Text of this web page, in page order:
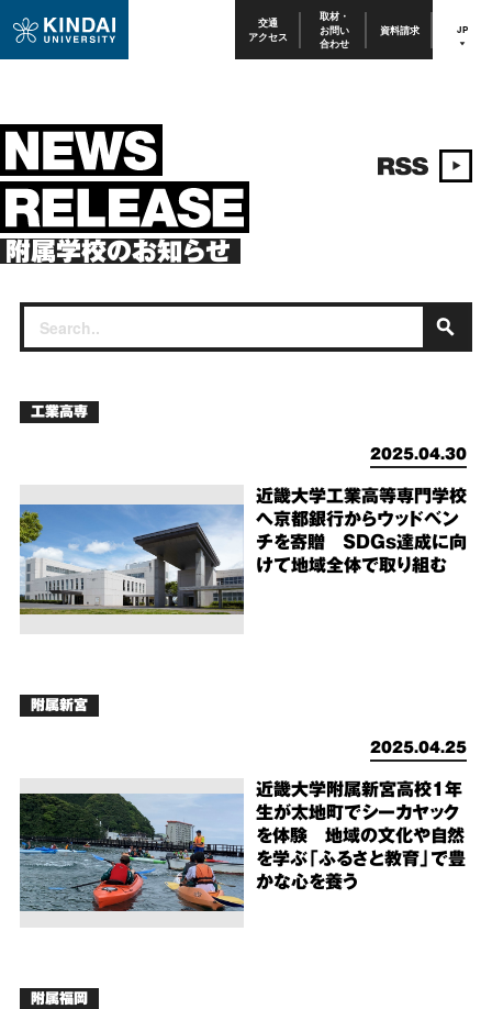
交通
アクセス
取材・
お問い
合わせ
資料請求 JP
附属学校のお知らせ
工業高専
2025.04.30
近畿大学工業高等専門学校
へ京都銀行からウッドベン
チを寄贈 SDGs達成に向
けて地域全体で取り組む
附属新宮
2025.04.25
近畿大学附属新宮高校1年
生が太地町でシーカヤック
を体験 地域の文化や自然
を学ぶ「ふるさと教育」で豊
かな心を養う
附属福岡